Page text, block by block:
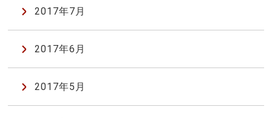
2017年7月
2017年6月
2017年5月